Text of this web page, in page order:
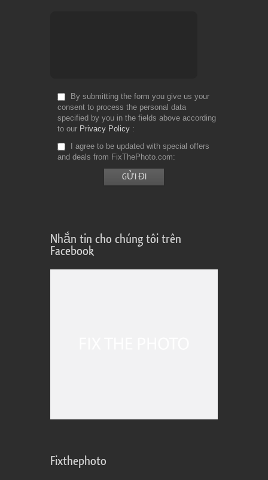
By submitting the form you give us your
consent to process the personal data
specified by you in the fields above according
to our Privacy Policy
I agree to be updated with special offers
and deals from FixThePhoto.com
Nhắn tin cho chúng tôi trên
Facebook
Fixthephoto